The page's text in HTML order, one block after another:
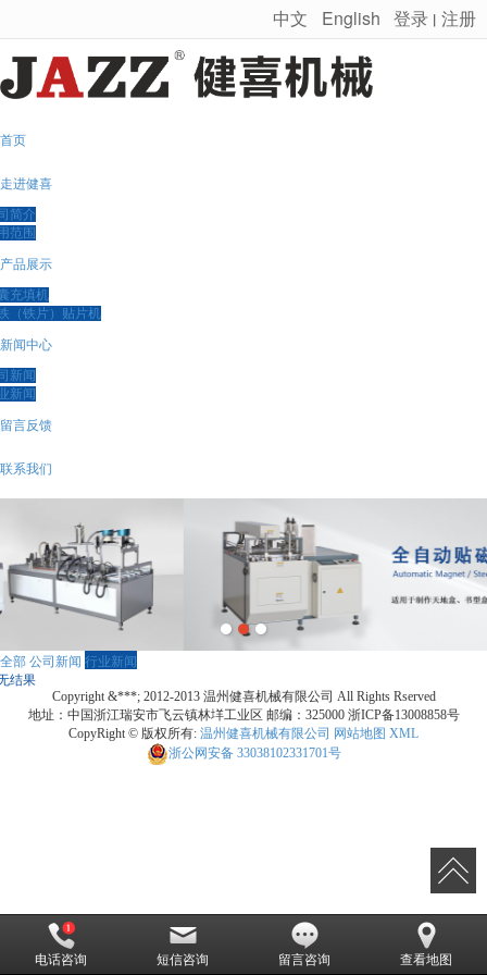
很遗憾，因您的浏览器版本过低导致无法获得最佳浏览体验，推荐下载安装谷歌浏览器！
中文 English 登录 丨 注册
首页
走进健喜
简介
范围
产品展示
充填机
（铁片）贴片机
新闻中心
新闻
新闻
留言反馈
联系我们
全部公司新闻 行业新闻
结果
Copyright &***; 2012-2013 温州健喜机械有限公司 All Rights Rserved
地址：中国浙江瑞安市飞云镇林垟工业区 邮编：325000 浙ICP备13008858号
CopyRight © 版权所有: 温州健喜机械有限公司 网站地图 XML
浙公网安备33038102331701号
电话咨询 短信咨询 留言咨询 查看地图